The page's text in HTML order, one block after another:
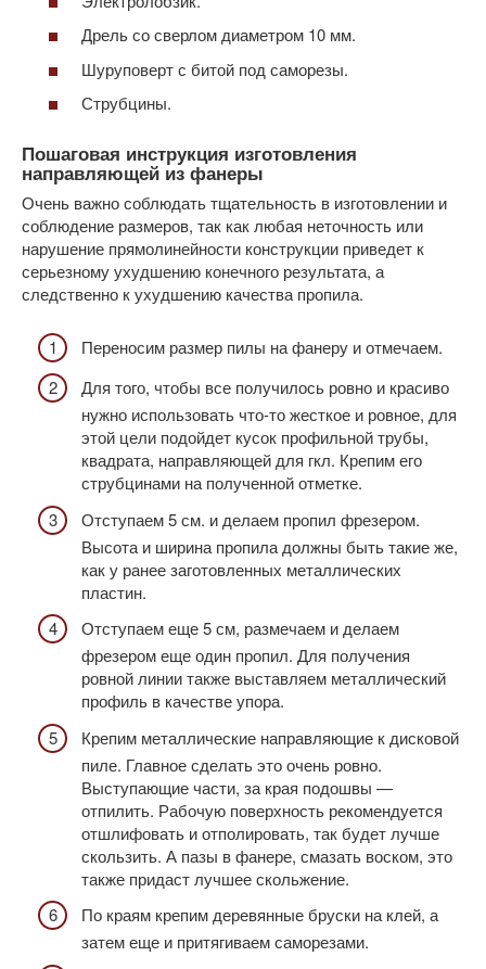
Дрель со сверлом диаметром 10 мм.
Шуруповерт с битой под саморезы.
Струбцины.
Пошаговая инструкция изготовления
направляющей из фанеры
Очень важно соблюдать тщательность в изготовлении и
соблюдение размеров, так как любая неточность или
нарушение прямолинейности конструкции приведет к
серьезному ухудшению конечного результата, а
следственно к ухудшению качества пропила.
Переносим размер пилы на фанеру и отмечаем.
Для того, чтобы все получилось ровно и красиво
нужно использовать что-то жесткое и ровное, для
этой цели подойдет кусок профильной трубы,
квадрата, направляющей для гкл. Крепим его
струбцинами на полученной отметке.
Отступаем 5 см. и делаем пропил фрезером.
Высота и ширина пропила должны быть такие же,
как у ранее заготовленных металлических
пластин.
Отступаем еще 5 см, размечаем и делаем
фрезером еще один пропил. Для получения
ровной линии также выставляем металлический
профиль в качестве упора.
Крепим металлические направляющие к дисковой
пиле. Главное сделать это очень ровно.
Выступающие части, за края подошвы —
отпилить. Рабочую поверхность рекомендуется
отшлифовать и отполировать, так будет лучше
скользить. А пазы в фанере, смазать воском, это
также придаст лучшее скольжение.
По краям крепим деревянные бруски на клей, а
затем еще и притягиваем саморезами.